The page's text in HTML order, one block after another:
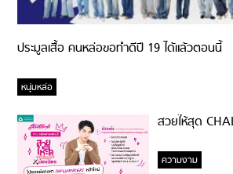
ประมูลเสื้อ คนหล่อขอทำดีปี 19 ได้แล้วตอนนี้
หนุ่มหล่อ
สวยให้สุด
ความงาม